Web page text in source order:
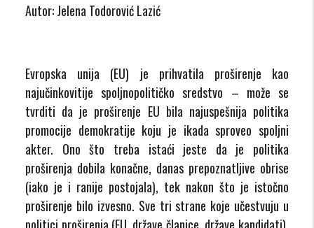
Autor: Jelena Todorović Lazić
Evropska unija (EU) je prihvatila proširenje kao
najučinkovitije spoljnopolitičko sredstvo – može se
tvrditi da je proširenje EU bila najuspešnija politika
promocije demokratije koju je ikada sproveo spoljni
akter. Ono što treba istaći jeste da je politika
proširenja dobila konačne, danas prepoznatljive obrise
(iako je i ranije postojala), tek nakon što je istočno
proširenje bilo izvesno. Sve tri strane koje učestvuju u
politici proširenja (EU, države članice, države kandidati),